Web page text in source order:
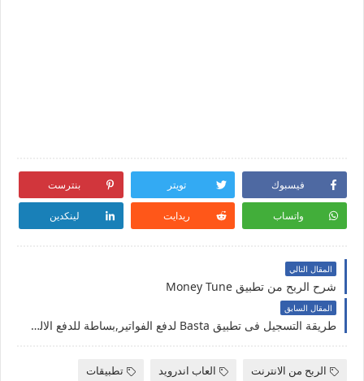
فيسبوك تويتر بنترست
واتساب ريدايت لينكدين
المقال التالي
شرح الربح من تطبيق Money Tune
المقال السابق
طريقة التسجيل فى تطبيق Basta لدفع الفواتير,بساطة للدفع الالكتروني
الربح من الانترنت العاب اندرويد تطبيقات